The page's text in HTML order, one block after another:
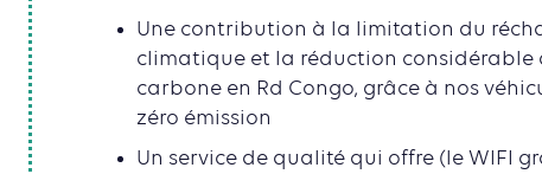
Une contribution à la limitation du
climatique et la réduction considérable
carbone en Rd Congo, grâce à nos
zéro émission
Un service de qualité qui offre (le WIFI